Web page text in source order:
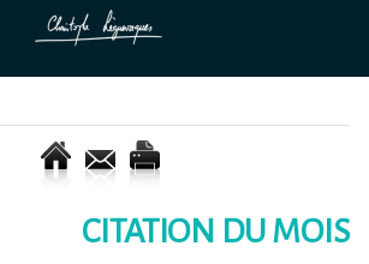
CITATION DU MOIS